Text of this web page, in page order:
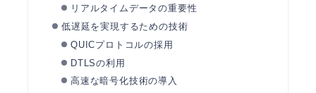
リアルタイムデータの重要性
低遅延を実現するための技術
QUICプロトコルの採用
DTLSの利用
高速な暗号化技術の導入